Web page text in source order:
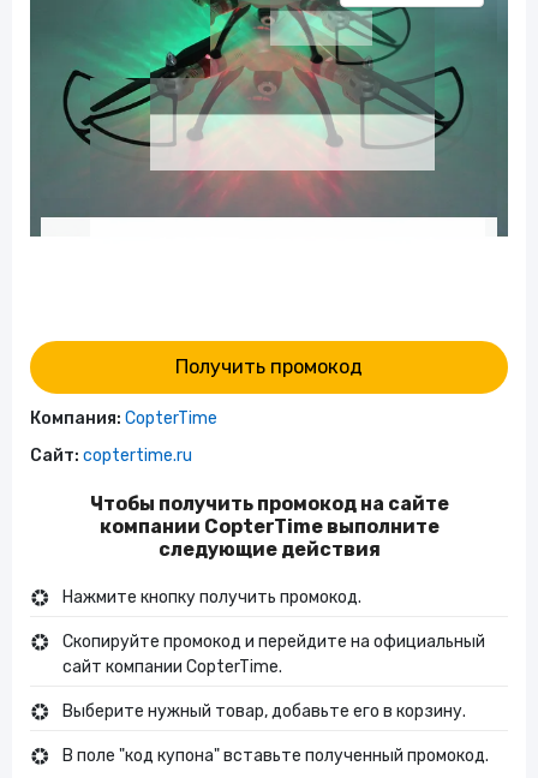
Получить промокод
Компания: CopterTime
Сайт: coptertime.ru
Чтобы получить промокод на сайте
компании CopterTime выполните
следующие действия
Нажмите кнопку получить промокод.
Скопируйте промокод и перейдите на официальный
сайт компании CopterTime.
Выберите нужный товар, добавьте его в корзину.
В поле "код купона" вставьте полученный промокод.